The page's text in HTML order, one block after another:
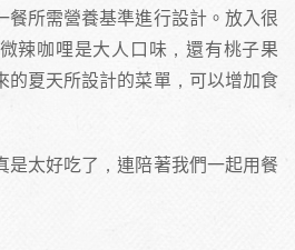
餐所需營養基準進行設計。放入很
辣咖哩是大人口味，還有桃子果
的夏天所設計的菜單，可以增加食
是太好吃了，連陪著我們一起用餐